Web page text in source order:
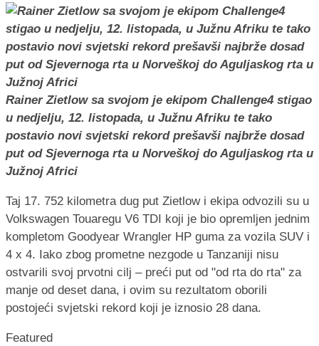
Rainer Zietlow sa svojom je ekipom Challenge4 stigao
u nedjelju, 12. listopada, u Južnu Afriku te tako
postavio novi svjetski rekord prešavši najbrže dosad
put od Sjevernoga rta u Norveškoj do Aguljaskog rta u
Južnoj Africi
Taj 17. 752 kilometra dug put Zietlow i ekipa odvozili su u
Volkswagen Touaregu V6 TDI koji je bio opremljen jednim
kompletom Goodyear Wrangler HP guma za vozila SUV i
4 x 4. Iako zbog prometne nezgode u Tanzaniji nisu
ostvarili svoj prvotni cilj – preći put od "od rta do rta" za
manje od deset dana, i ovim su rezultatom oborili
postojeći svjetski rekord koji je iznosio 28 dana.
Featured